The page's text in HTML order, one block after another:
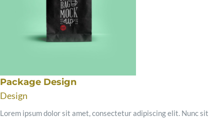
Package Design
Design
Lorem ipsum dolor sit amet, consectetur adipiscing elit. Nunc sit